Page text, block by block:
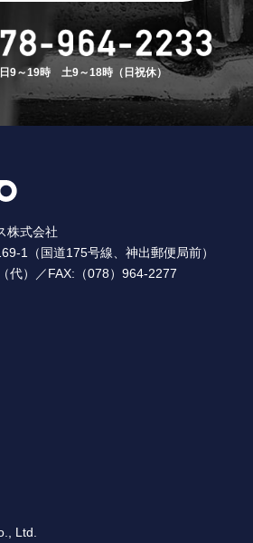
9～19時 土9～18時（日祝休）
株式会社
1（国道175号線、神出郵便局前）
代）／FAX:（078）964-2277
Ltd.